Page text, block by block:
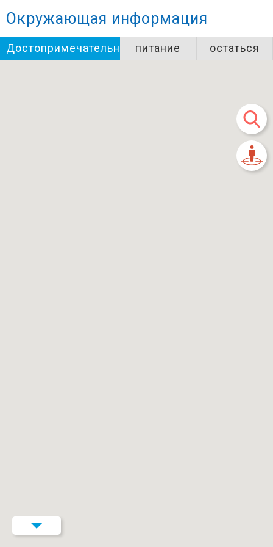
Окружающая информация
Достопримечательностипитание остаться